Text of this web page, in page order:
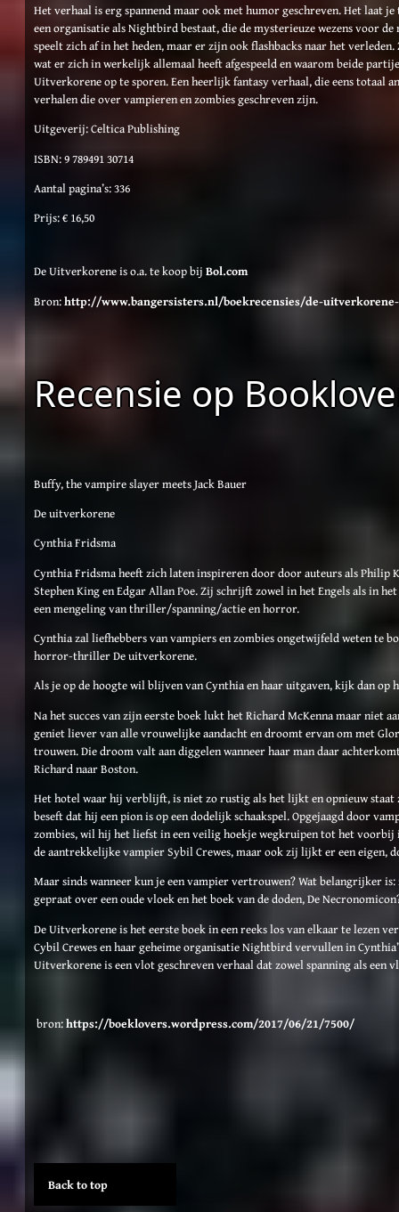
Het verhaal is erg spannend maar ook met humor geschreven. Het laat
een organisatie als Nightbird bestaat, die de mysterieuze wezens voor
speelt zich af in het heden, maar er zijn ook flashbacks naar het
wat er zich in werkelijk allemaal heeft afgespeeld en waarom beide
Uitverkorene op te sporen. Een heerlijk fantasy verhaal, die eens totaal
verhalen die over vampieren en zombies geschreven zijn.
Uitgeverij: Celtica Publishing
ISBN: 9 789491 30714
Aantal pagina’s: 336
Prijs: € 16,50
De Uitverkorene is o.a. te koop bij Bol.com
Bron:http://www.bangersisters.nl/boekrecensies/de-
Recensie op
Buffy, the vampire slayer meets Jack Bauer
De uitverkorene
Cynthia Fridsma
Cynthia Fridsma heeft zich laten inspireren door door auteurs als Philip
Stephen King en Edgar Allan Poe. Zij schrijft zowel in het Engels als in
een mengeling van thriller/spanning/actie en horror.
Cynthia zal liefhebbers van vampiers en zombies ongetwijfeld weten te
horror-thriller De uitverkorene.
Als je op de hoogte wil blijven van Cynthia en haar uitgaven, kijk dan op
Na het succes van zijn eerste boek lukt het Richard McKenna maar niet
geniet liever van alle vrouwelijke aandacht en droomt ervan om met
trouwen. Die droom valt aan diggelen wanneer haar man daar
Richard naar Boston.
Het hotel waar hij verblijft, is niet zo rustig als het lijkt en opnieuw staat
beseft dat hij een pion is op een dodelijk schaakspel. Opgejaagd door
zombies, wil hij het liefst in een veilig hoekje wegkruipen tot het voorbij
de aantrekkelijke vampier Sybil Crewes, maar ook zij lijkt er een eigen,
Maar sinds wanneer kun je een vampier vertrouwen? Wat belangrijker
gepraat over een oude vloek en het boek van de doden, De
De Uitverkorene is het eerste boek in een reeks los van elkaar te lezen
Cybil Crewes en haar geheime organisatie Nightbird vervullen in
Uitverkorene is een vlot geschreven verhaal dat zowel spanning als een
bron:https://boeklovers.wordpress.com/2017/06/21/7500/
Back to top